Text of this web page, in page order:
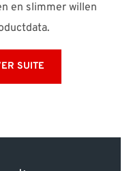
en slimmer willen
SUITE